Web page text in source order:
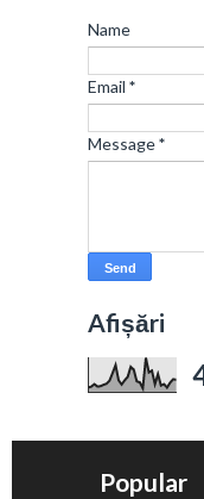
Name
Email *
Message*
Afișări
Popular